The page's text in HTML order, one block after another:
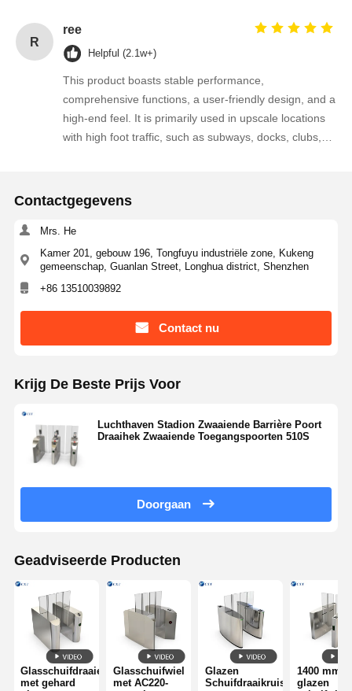
R
ree
Helpful (2.1w+)
This product boasts stable performance,
comprehensive functions, a user-friendly design, and a
high-end feel. It is primarily used in upscale locations
with high foot traffic, such as subways, docks, clubs,
Contactgegevens
Mrs. He
Kamer 201, gebouw 196, Tongfuyu industriële zone, Kukeng
gemeenschap, Guanlan Street, Longhua district, Shenzhen
+86 13510039892
Contact nu
Krijg De Beste Prijs Voor
Luchthaven Stadion Zwaaiende Barrière Poort
Draaihek Zwaaiende Toegangspoorten 510S
Doorgaan
Geadviseerde Producten
Glasschuifdraaier
met gehard
Glasschuifwiel
met AC220-
Glazen
Schuifdraaikruis
1400 mm
glazen